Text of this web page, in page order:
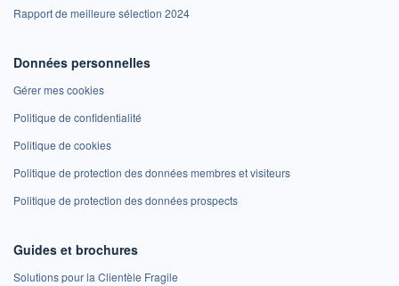
Rapport de meilleure sélection 2024
Données personnelles
Gérer mes cookies
Politique de confidentialité
Politique de cookies
Politique de protection des données membres et visiteurs
Politique de protection des données prospects
Guides et brochures
Solutions pour la Clientèle Fragile